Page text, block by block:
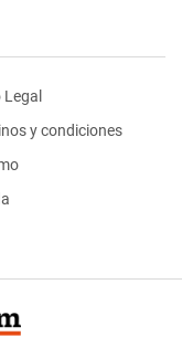
y condiciones